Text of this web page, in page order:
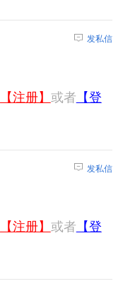
发私信
【注册】 或者 【登
发私信
【注册】 或者 【登